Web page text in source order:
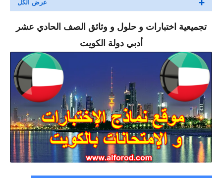
تجميعية اختبارات و حلول و وثائق الصف الحادي عشر
أدبي دولة الكويت